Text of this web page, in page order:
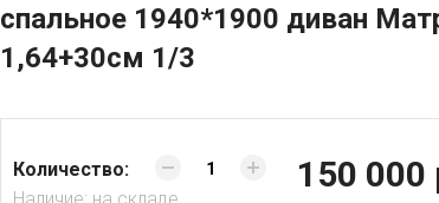
спальное 1940*1900 диван
1,64+30см 1/3
150 000
Количество: